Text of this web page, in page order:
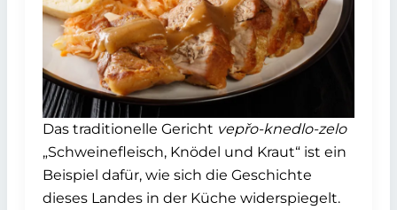
Das traditionelle Gericht vepřo-knedlo-zelo
„Schweinefleisch, Knödel und Kraut“ ist ein
Beispiel dafür, wie sich die Geschichte
dieses Landes in der Küche widerspiegelt.